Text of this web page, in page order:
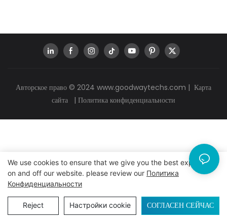
Авторское право © 2024 www.goodwaytechs.com | Карта
сайта
| Политика конфиденциальности
We use cookies to ensure that we give you the best experience
on and off our website. please review our Политика
Конфиденциальности
Reject Настройки cookie СОГЛАСЕН СЕЙЧАС